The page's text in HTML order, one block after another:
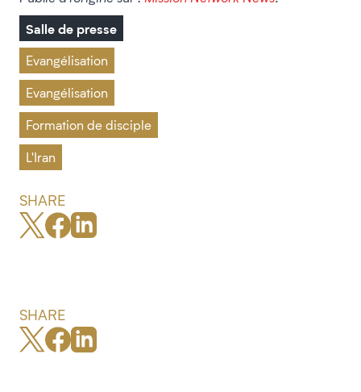
Salle de presse
Evangélisation
Evangélisation
Formation de disciple
L'Iran
SHARE
SHARE